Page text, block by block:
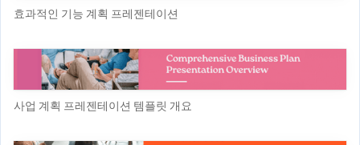
효과적인 기능 계획 프레젠테이션
사업 계획 프레젠테이션 템플릿 개요